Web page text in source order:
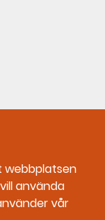
webbplatsen
använda
vår